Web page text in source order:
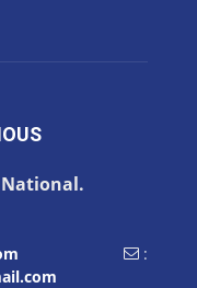
National.
: